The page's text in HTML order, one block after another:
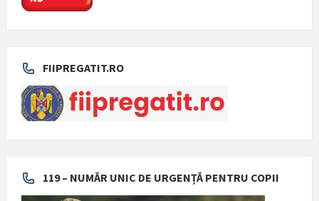
FIIPREGATIT.RO
119 – NUMĂR UNIC DE URGENȚĂ PENTRU COPII